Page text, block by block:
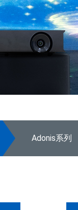
Adonis系列